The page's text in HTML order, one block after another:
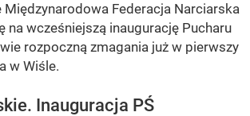
Międzynarodowa Federacja Narciarska
na wcześniejszą inaugurację Pucharu
rozpoczną zmagania już w pierwszy
w Wiśle.
Inauguracja PŚ